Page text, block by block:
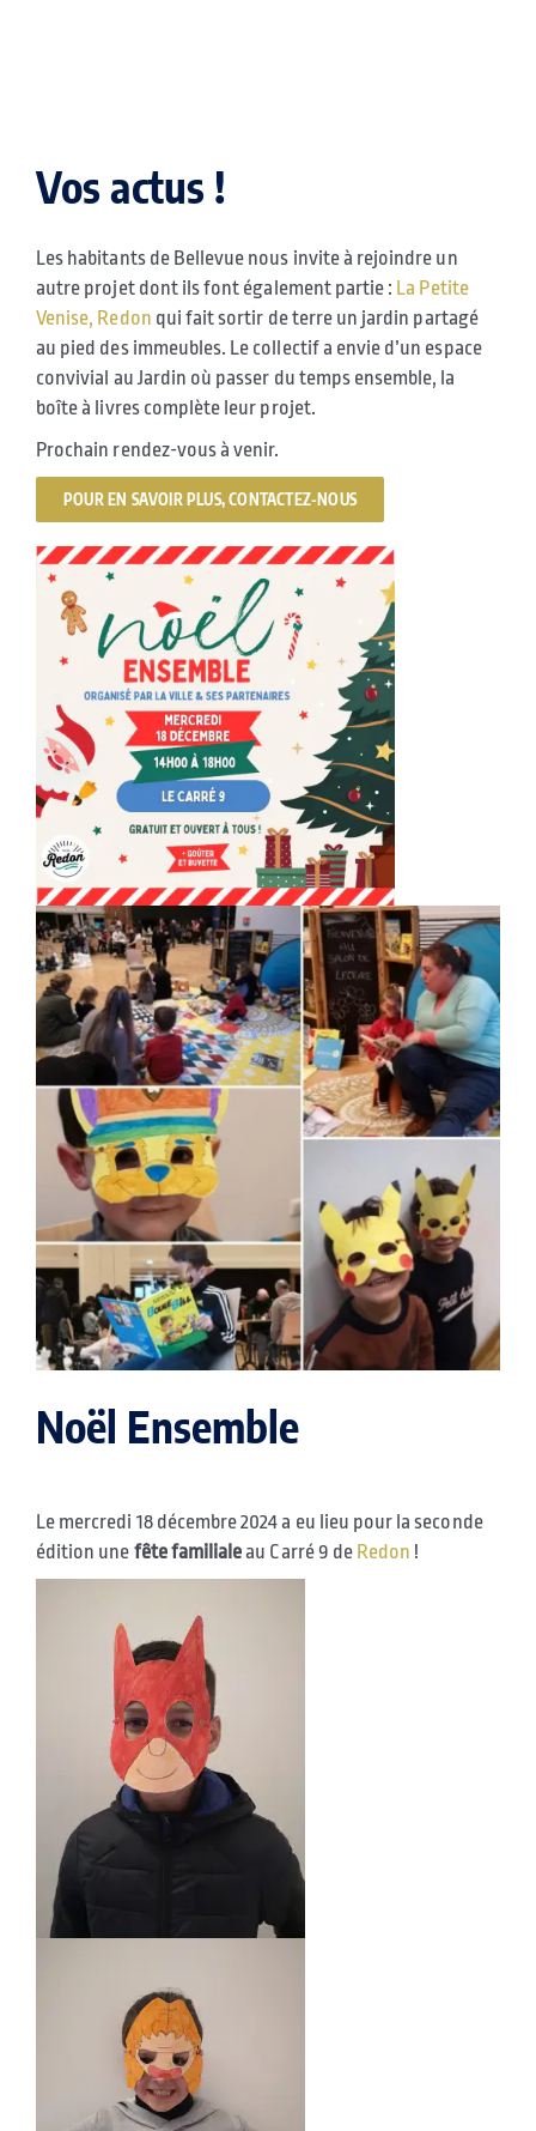
Vos actus !
Les habitants de Bellevue nous invite à rejoindre un
autre projet dont ils font également partie : La Petite
Venise, Redon qui fait sortir de terre un jardin partagé
au pied des immeubles. Le collectif a envie d’un espace
convivial au Jardin où passer du temps ensemble, la
boîte à livres complète leur projet.
Prochain rendez-vous à venir.
POUR EN SAVOIR PLUS, CONTACTEZ-NOUS
Noël Ensemble
Le mercredi 18 décembre 2024 a eu lieu pour la seconde
édition une fête familialeau Carré 9 de Redon !